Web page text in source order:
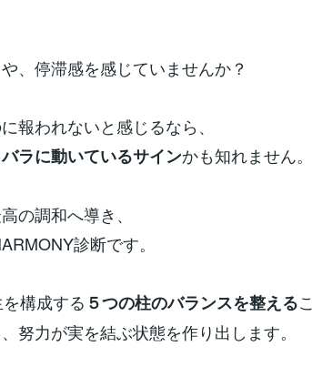
、停滞感を感じていませんか？
報われないと感じるなら、
ラに動いているサインかも知れません。
の調和へ導き、
診断です。
構成する ５つの柱のバランスを整える
努力が実を結ぶ状態を作り出します。